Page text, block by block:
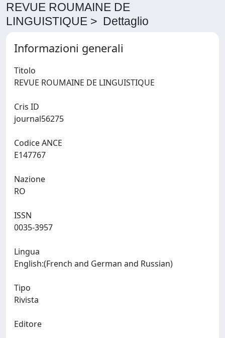
REVUE ROUMAINE DE
LINGUISTIQUE > Dettaglio
Informazioni generali
Titolo
Cris ID
Codice ANCE
Nazione
ISSN
Lingua
Tipo
Rivista
Editore